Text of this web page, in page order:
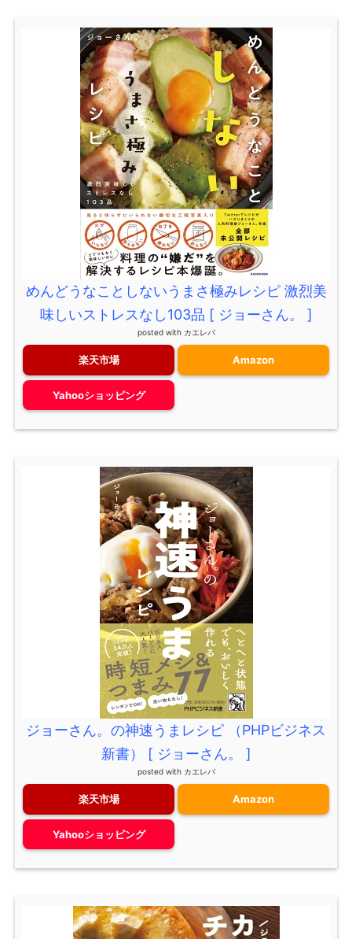
めんどうなことしないうまさ極みレシピ 激烈美
味しいストレスなし103品 [ ジョーさん。 ]
posted with カエレバ
楽天市場 Amazon
Yahooショッピング
ジョーさん。の神速うまレシピ （PHPビジネス
新書） [ ジョーさん。 ]
posted with カエレバ
楽天市場 Amazon
Yahooショッピング